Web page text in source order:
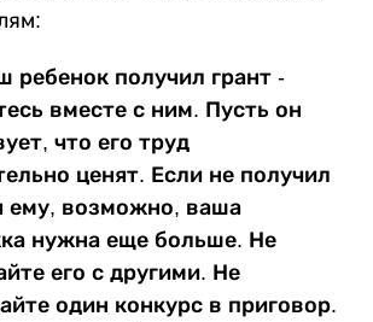
ребенок получил грант -
вместе с ним. Пусть он
что его труд
ценят. Если не получил
ему, возможно, ваша
нужна еще больше. Не
его с другими. Не
один конкурс в приговор.